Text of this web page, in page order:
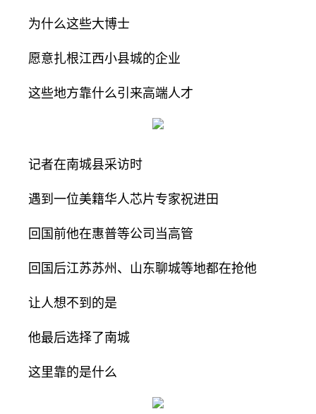
为什么这些大博士
愿意扎根江西小县城的企业
这些地方靠什么引来高端人才
记者在南城县采访时
遇到一位美籍华人芯片专家祝进田
回国前他在惠普等公司当高管
回国后江苏苏州、山东聊城等地都在抢他
让人想不到的是
他最后选择了南城
这里靠的是什么